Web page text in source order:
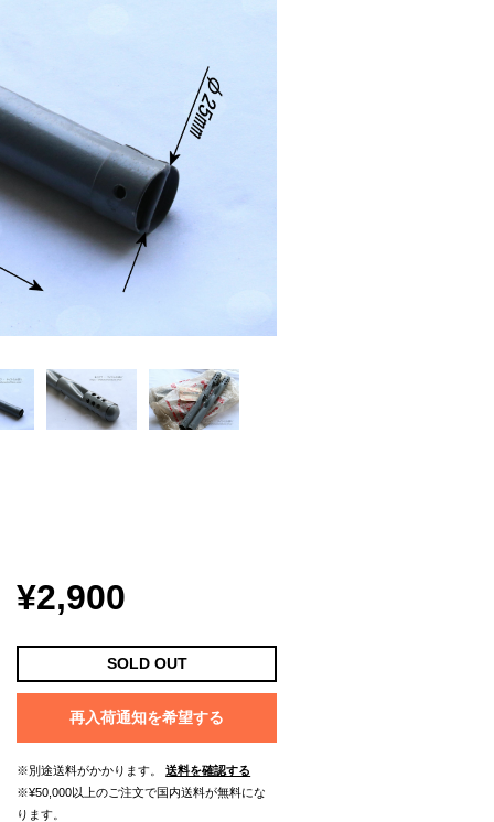
¥2,900
SOLD OUT
再入荷通知を希望する
※別途送料がかかります。
送料を確認する
※¥50,000以上のご注文で国内送料が無料にな
ります。